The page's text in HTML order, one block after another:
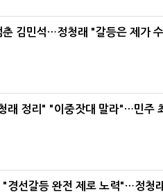
춘 김민석…정청래 "갈등은 제가
래 정리" "이중잣대 말라"…민주
"경선갈등 완전 제로 노력"…정청